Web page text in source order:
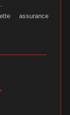
assurance